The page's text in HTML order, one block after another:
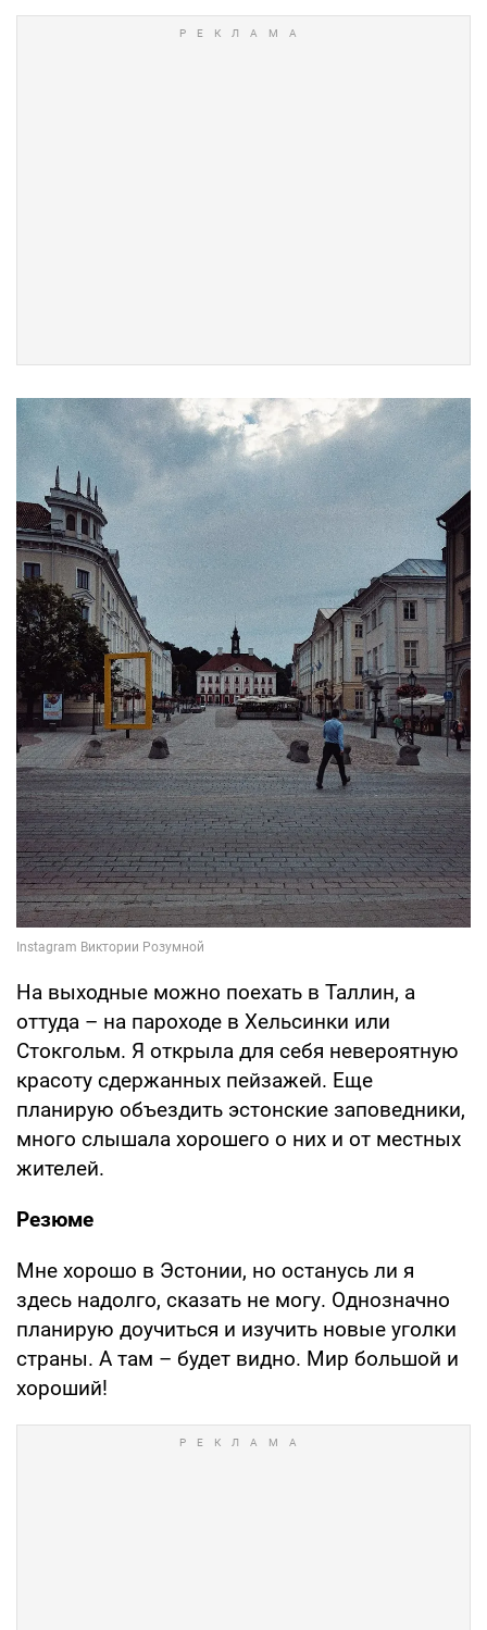
На выходные можно поехать в Таллин, а
оттуда – на пароходе в Хельсинки или
Стокгольм. Я открыла для себя невероятную
красоту сдержанных пейзажей. Еще
планирую объездить эстонские заповедники,
много слышала хорошего о них и от местных
жителей.
Резюме
Мне хорошо в Эстонии, но останусь ли я
здесь надолго, сказать не могу. Однозначно
планирую доучиться и изучить новые уголки
страны. А там – будет видно. Мир большой и
хороший!